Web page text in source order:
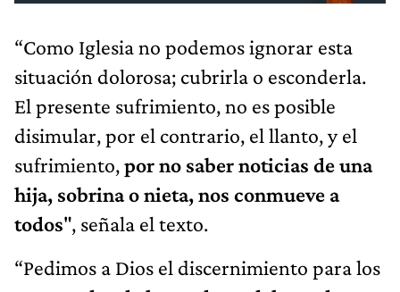
“Como Iglesia no podemos ignorar esta
situación dolorosa; cubrirla o esconderla.
El presente sufrimiento, no es posible
disimular, por el contrario, el llanto, y el
sufrimiento,por no saber noticias de una
hija, sobrina o nieta, nos conmueve a
todos", señala el texto.
“Pedimos a Dios el discernimiento para los